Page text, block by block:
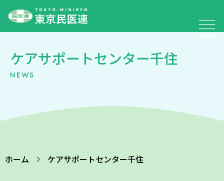
ケアサポートセンター千住
NEWS
ホーム ケアサポートセンター千住